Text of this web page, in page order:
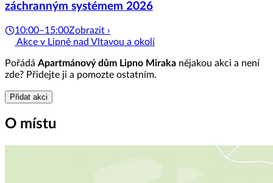
záchranným systémem 2026
10:00–15:00Zobrazit ›
Akce v Lipně nad Vltavou a okolí
Pořádá Apartmánový dům Lipno Miraka nějakou akci a není
zde? Přidejte ji a pomozte ostatním.
Přidat akci
O místu